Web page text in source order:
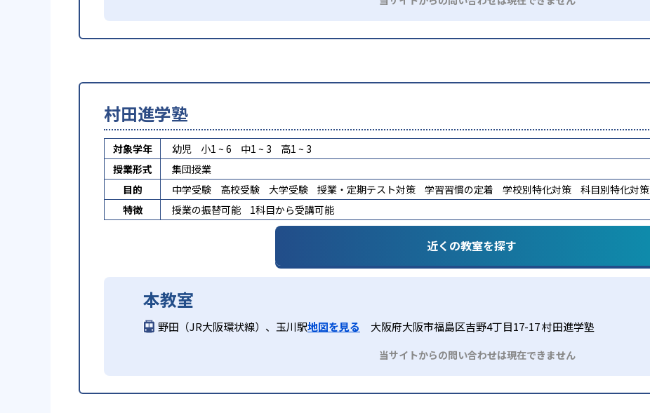
村田進学塾
対象学年 幼児 小1 ~ 6 中1 ~ 3
高1 ~ 3
授業形式
集団授業
目的
中学受験 高校受験 大学受験 授業・定期テスト対策 学習習慣の定着 学校別特化対策
科目別特化対策
特徴
授業の振替可能 1科目から受講可能
近くの教室を探す
本教室
野田（JR大阪環状線）、玉川駅地図を見る 大阪府大阪市福島区吉野4丁目17-17 村田進学塾
当サイトからの問い合わせは現在できません